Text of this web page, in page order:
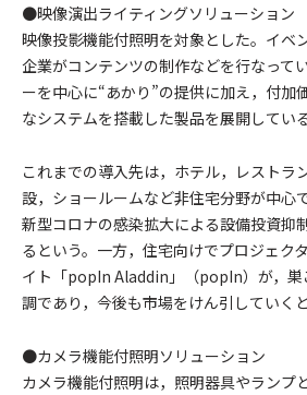
●映像演出ライティングソリューション
映像投影機能付照明を対象とした。イベ
企業がコンテンツの制作などを行なって
ーを中心に“あかり”の提供に加え，付加
なシステムを搭載した製品を展開している
これまでの導入先は，ホテル，レストラ
設，ショールームなど非住宅分野が中心
新型コロナの感染拡大による設備投資抑
るという。一方，住宅向けでプロジェク
イト「popIn Aladdin」（popIn）が，巣
調であり，今後も市場をけん引していくと
●カメラ機能付照明ソリューション
カメラ機能付照明は，照明器具やランプ